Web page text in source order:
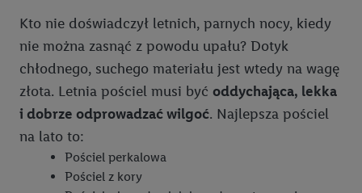
Kto nie doświadczył letnich, parnych nocy, kiedy
nie można zasnąć z powodu upału? Dotyk
chłodnego, suchego materiału jest wtedy na wagę
złota. Letnia pościel musi być oddychająca, lekka
i dobrze odprowadzać wilgoć. Najlepsza pościel
na lato to:
Pościel perkalowa
Pościel z kory